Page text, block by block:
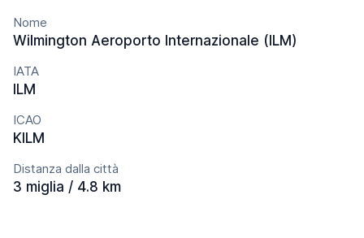
Nome
Wilmington Aeroporto Internazionale (ILM)
IATA
ILM
ICAO
KILM
Distanza dalla città
3 miglia / 4.8 km